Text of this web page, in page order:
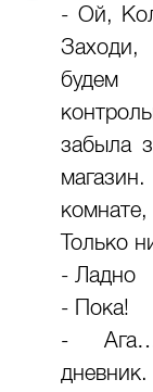
- Ой,
будем
забыла
Только
- Ладно
- Пока!
-